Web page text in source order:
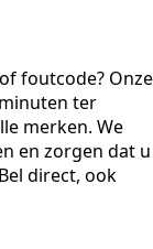
foutcode? Onze
ter
merken. We
en zorgen dat u
direct, ook